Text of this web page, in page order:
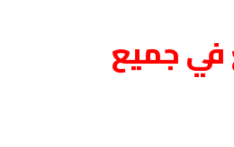
في جميع